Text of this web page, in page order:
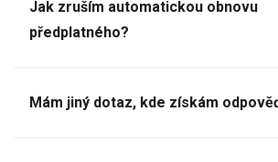
Jak zruším automatickou obnovu
předplatného?
Mám jiný dotaz, kde získám